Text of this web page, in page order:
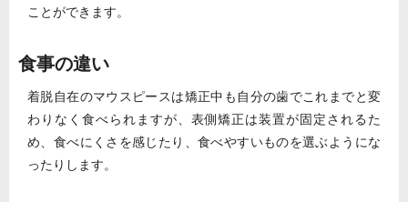
ことができます。
食事の違い
着脱自在のマウスピースは矯正中も自分の歯でこれまでと変
わりなく食べられますが、表側矯正は装置が固定されるた
め、食べにくさを感じたり、食べやすいものを選ぶようにな
ったりします。